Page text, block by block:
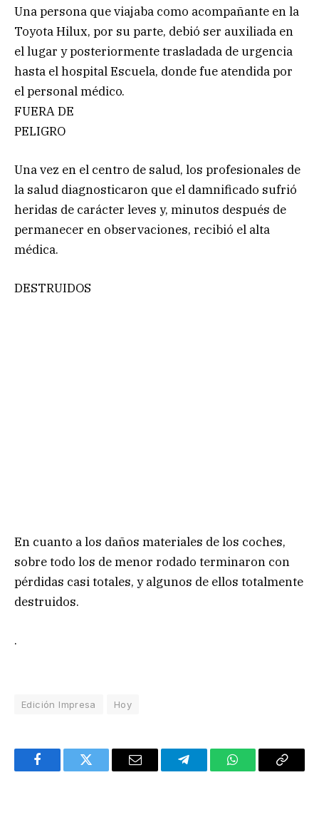
Una persona que viajaba como acompañante en la
Toyota Hilux, por su parte, debió ser auxiliada en
el lugar y posteriormente trasladada de urgencia
hasta el hospital Escuela, donde fue atendida por
el personal médico.
FUERA DE
PELIGRO
Una vez en el centro de salud, los profesionales de
la salud diagnosticaron que el damnificado sufrió
heridas de carácter leves y, minutos después de
permanecer en observaciones, recibió el alta
médica.
DESTRUIDOS
En cuanto a los daños materiales de los coches,
sobre todo los de menor rodado terminaron con
pérdidas casi totales, y algunos de ellos totalmente
destruidos.
.
Edición Impresa Hoy
FacebookTwitter Email TelegramWhatsAppCopy